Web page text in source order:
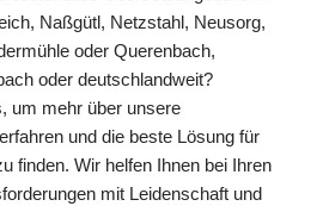
Naßgütl, Netzstahl, Neusorg,
oder Querenbach,
oder deutschlandweit?
um mehr über unsere
und die beste Lösung für
finden. Wir helfen Ihnen bei Ihren
mit Leidenschaft und